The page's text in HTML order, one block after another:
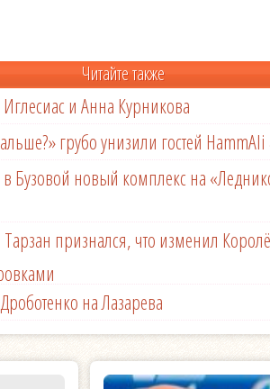
Читайте также
Иглесиас и Анна Курникова
грубо унизили гостей HammAli
в Бузовой новый комплекс на
признался, что изменил
на Лазарева